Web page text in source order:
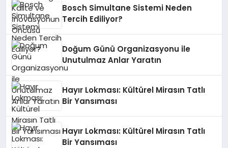
Bosch Simultane Sistemi Neden
Tercih Ediliyor?
Doğum Günü Organizasyonu ile
Unutulmaz Anlar Yaratın
Hayır Lokması: Kültürel Mirasın Tatlı
Bir Yansıması
Hayır Lokması: Kültürel Mirasın Tatlı
Bir Yansıması